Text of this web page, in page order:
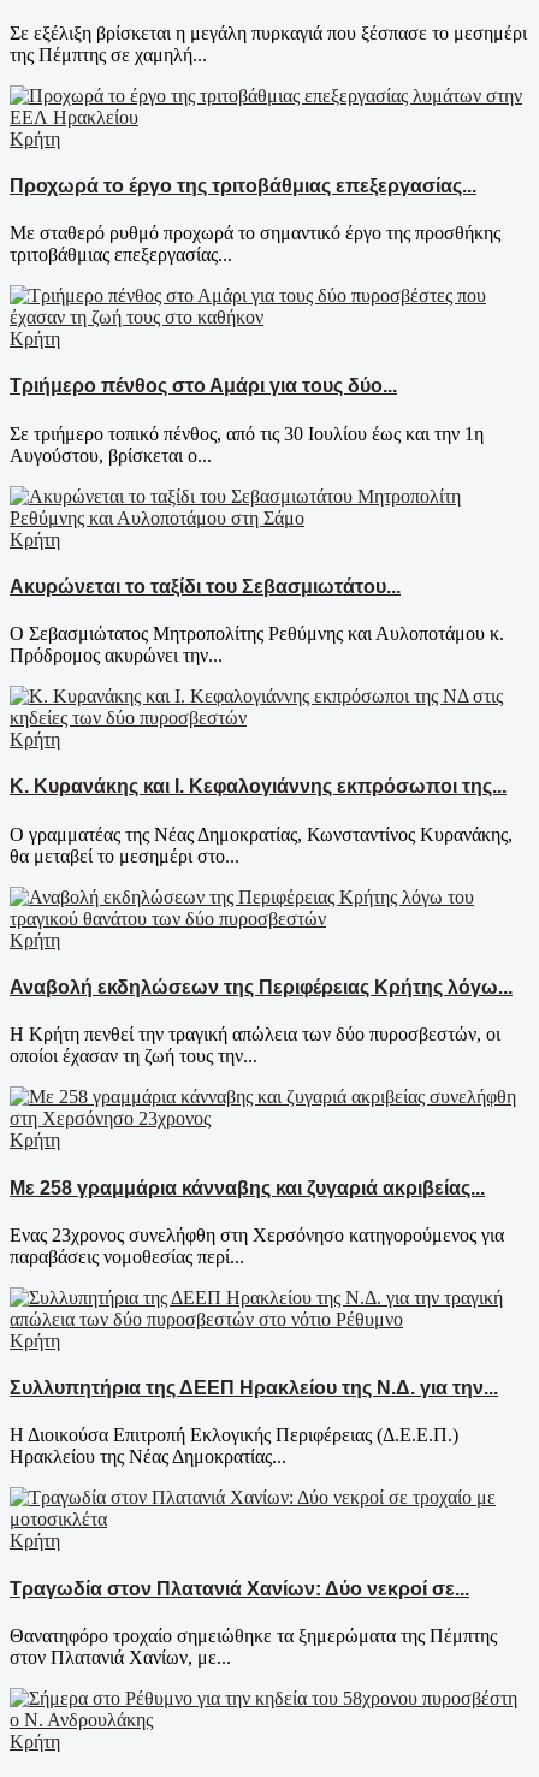
Σε εξέλιξη βρίσκεται η μεγάλη πυρκαγιά που ξέσπασε το μεσημέρι
της Πέμπτης σε χαμηλή...
Κρήτη
Προχωρά το έργο της τριτοβάθμιας επεξεργασίας...
Με σταθερό ρυθμό προχωρά το σημαντικό έργο της προσθήκης
τριτοβάθμιας επεξεργασίας...
Κρήτη
Τριήμερο πένθος στο Αμάρι για τους δύο...
Σε τριήμερο τοπικό πένθος, από τις 30 Ιουλίου έως και την 1η
Αυγούστου, βρίσκεται ο...
Κρήτη
Ακυρώνεται το ταξίδι του Σεβασμιωτάτου...
Ο Σεβασμιώτατος Μητροπολίτης Ρεθύμνης και Αυλοποτάμου κ.
Πρόδρομος ακυρώνει την...
Κρήτη
Κ. Κυρανάκης και Ι. Κεφαλογιάννης εκπρόσωποι της...
Ο γραμματέας της Νέας Δημοκρατίας, Κωνσταντίνος Κυρανάκης,
θα μεταβεί το μεσημέρι στο...
Κρήτη
Αναβολή εκδηλώσεων της Περιφέρειας Κρήτης λόγω...
Η Κρήτη πενθεί την τραγική απώλεια των δύο πυροσβεστών, οι
οποίοι έχασαν τη ζωή τους την...
Κρήτη
Με 258 γραμμάρια κάνναβης και ζυγαριά ακριβείας...
Ενας 23χρονος συνελήφθη στη Χερσόνησο κατηγορούμενος για
παραβάσεις νομοθεσίας περί...
Κρήτη
Συλλυπητήρια της ΔΕΕΠ Ηρακλείου της Ν.Δ. για την...
Η Διοικούσα Επιτροπή Εκλογικής Περιφέρειας (Δ.Ε.Ε.Π.)
Ηρακλείου της Νέας Δημοκρατίας...
Κρήτη
Τραγωδία στον Πλατανιά Χανίων: Δύο νεκροί σε...
Θανατηφόρο τροχαίο σημειώθηκε τα ξημερώματα της Πέμπτης
στον Πλατανιά Χανίων, με...
Κρήτη